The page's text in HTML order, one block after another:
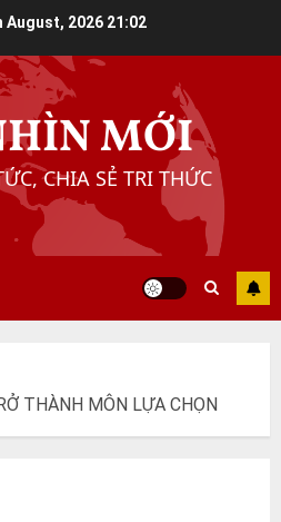
August, 2026 21:02
MỚI
CHIA SẺ TRI THỨC
THÀNH MÔN LỰA CHỌN